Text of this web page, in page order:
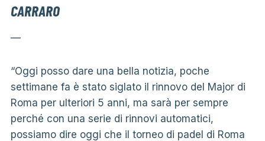
CARRARO
—
“Oggi posso dare una bella notizia, poche
settimane fa è stato siglato il rinnovo del Major di
Roma per ulteriori 5 anni, ma sarà per sempre
perché con una serie di rinnovi automatici,
possiamo dire oggi che il torneo di padel di Roma